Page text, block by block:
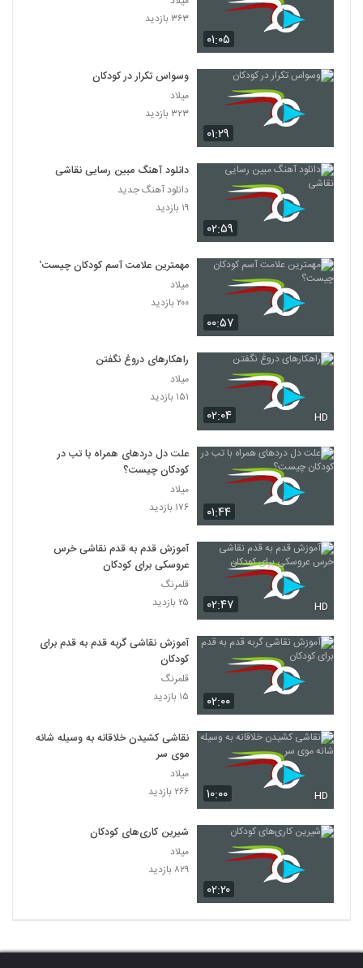
۰۱:۰۵
۳۶۳ بازدید
۰۱:۲۹
وسواس تکرار در کودکان
میلاد
۳۲۳ بازدید
۰۲:۵۹
دانلود آهنگ مبین رسایی نقاشی
دانلود آهنگ جدید
۱۹ بازدید
۰۰:۵۷
مهمترین علامت آسم کودکان چیست؟
میلاد
۲۰۰ بازدید
۰۲:۰۴ HD
راهکارهای دروغ نگفتن
میلاد
۱۵۱ بازدید
۰۱:۴۴
علت دل دردهای همراه با تب در
کودکان چیست؟
میلاد
۱۷۶ بازدید
۰۲:۴۷ HD
آموزش قدم به قدم نقاشی خرس
عروسکی برای کودکان
قلمرنگ
۲۵ بازدید
۰۲:۰۰
آموزش نقاشی گربه قدم به قدم برای
کودکان
قلمرنگ
۱۵ بازدید
۱۰:۰۰ HD
نقاشی کشیدن خلاقانه به وسیله شانه
موی سر
میلاد
۲۶۶ بازدید
۰۲:۲۰
شیرین کاری‌های کودکان
میلاد
۸۲۹ بازدید